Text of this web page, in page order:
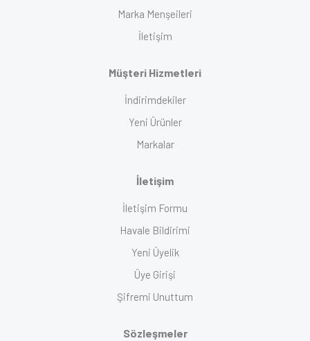
Marka Menşeileri
İletişim
Müşteri Hizmetleri
İndirimdekiler
Yeni Ürünler
Markalar
İletişim
İletişim Formu
Havale Bildirimi
Yeni Üyelik
Üye Girişi
Şifremi Unuttum
Sözleşmeler